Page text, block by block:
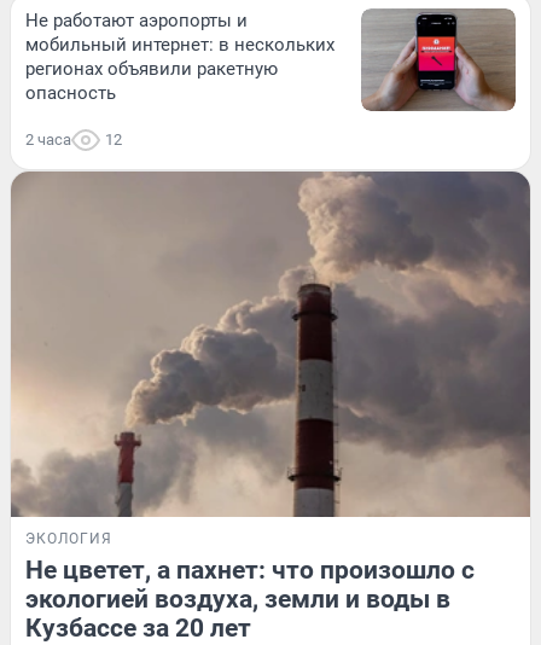
Не работают аэропорты и
мобильный интернет: в нескольких
регионах объявили ракетную
опасность
2 часа 12
ЭКОЛОГИЯ
Не цветет, а пахнет: что произошло с
экологией воздуха, земли и воды в
Кузбассе за 20 лет